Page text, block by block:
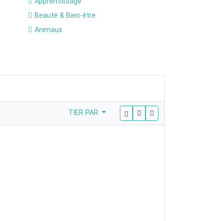
Beauté & Bien-être
Animaux
TIER PAR